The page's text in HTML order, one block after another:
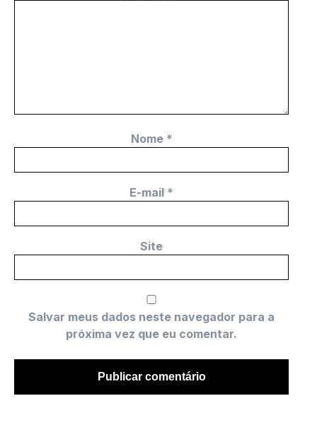
Nome *
E-mail *
Site
Salvar meus dados neste navegador para a
próxima vez que eu comentar.